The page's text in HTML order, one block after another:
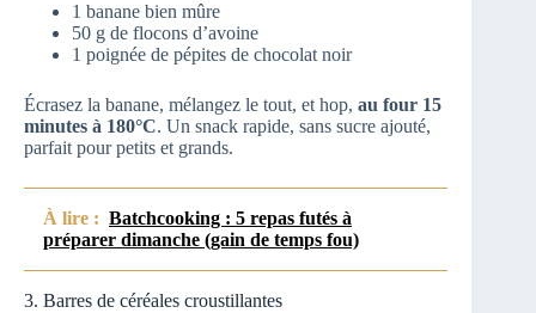
1 banane bien mûre
50 g de flocons d’avoine
1 poignée de pépites de chocolat noir
Écrasez la banane, mélangez le tout, et hop, au four 15
minutes à 180°C. Un snack rapide, sans sucre ajouté,
parfait pour petits et grands.
À lire : Batchcooking : 5 repas futés à
préparer dimanche (gain de temps fou)
3. Barres de céréales croustillantes